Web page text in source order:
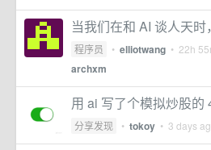
当我们在和 AI 谈人天
程序员 • elliotwang • 22h
archxm
用 ai 写了个模拟炒股的
分享发现 • tokoy • 3 days